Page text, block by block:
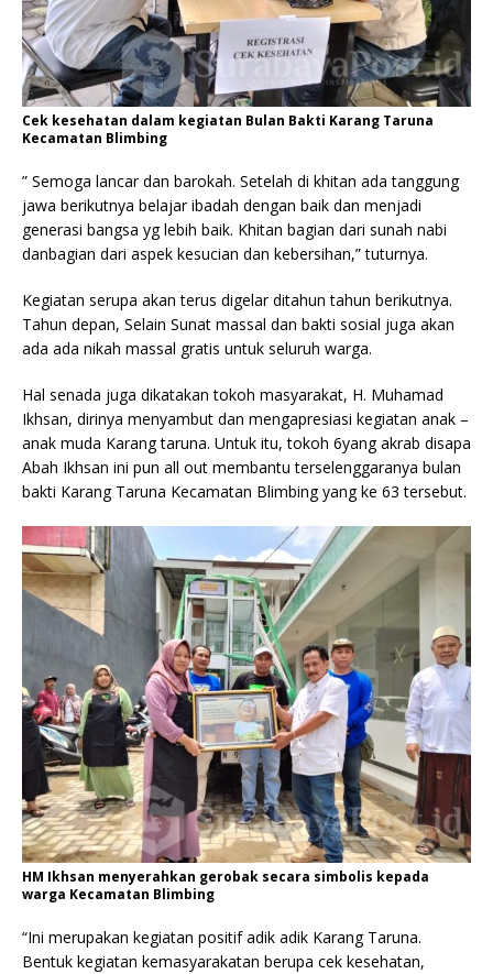
Cek kesehatan dalam kegiatan Bulan Bakti Karang Taruna
Kecamatan Blimbing
” Semoga lancar dan barokah. Setelah di khitan ada tanggung
jawa berikutnya belajar ibadah dengan baik dan menjadi
generasi bangsa yg lebih baik. Khitan bagian dari sunah nabi
danbagian dari aspek kesucian dan kebersihan,” tuturnya.
Kegiatan serupa akan terus digelar ditahun tahun berikutnya.
Tahun depan, Selain Sunat massal dan bakti sosial juga akan
ada ada nikah massal gratis untuk seluruh warga.
Hal senada juga dikatakan tokoh masyarakat, H. Muhamad
Ikhsan, dirinya menyambut dan mengapresiasi kegiatan anak –
anak muda Karang taruna. Untuk itu, tokoh 6yang akrab disapa
Abah Ikhsan ini pun all out membantu terselenggaranya bulan
bakti Karang Taruna Kecamatan Blimbing yang ke 63 tersebut.
HM Ikhsan menyerahkan gerobak secara simbolis kepada
warga Kecamatan Blimbing
“Ini merupakan kegiatan positif adik adik Karang Taruna.
Bentuk kegiatan kemasyarakatan berupa cek kesehatan,